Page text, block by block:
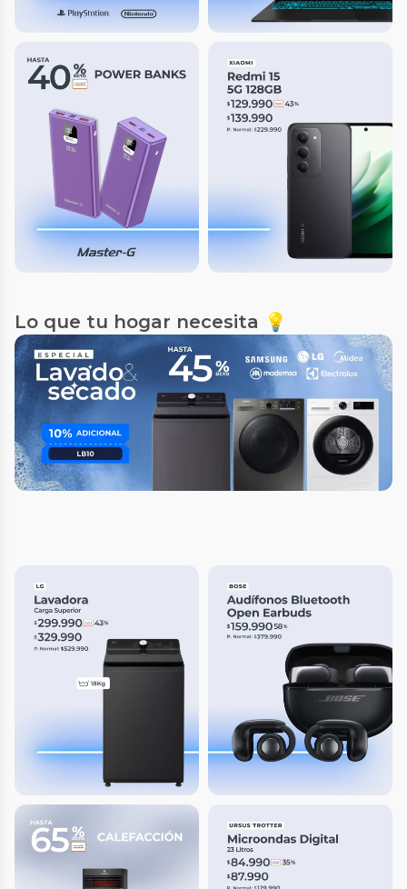
Lo que tu hogar necesita 💡